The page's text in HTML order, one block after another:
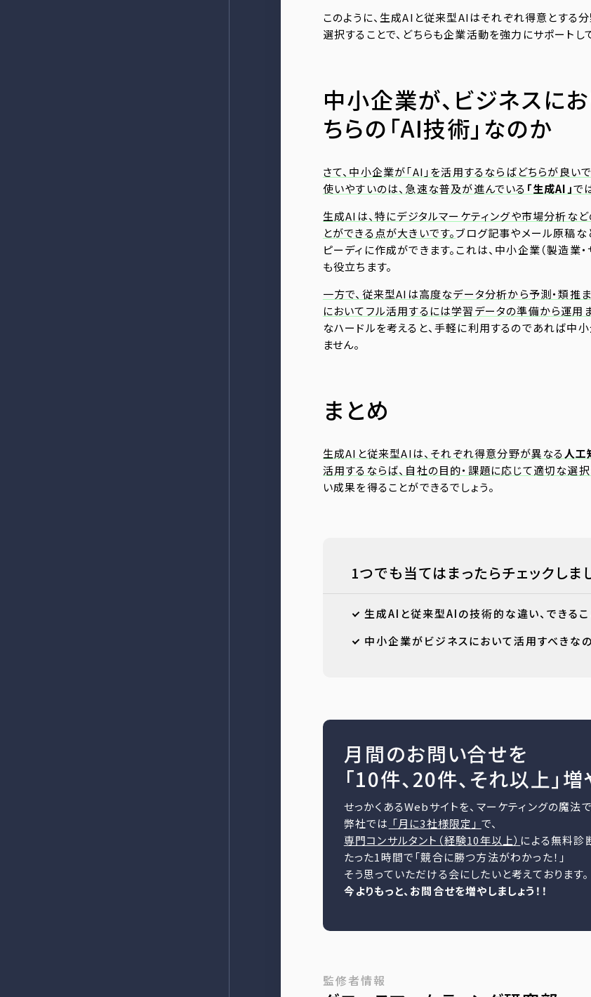
このように、生成AIと従来型AIはそれぞれ得意とする
選択することで、どちらも企業活動を強力にサポートして
中小企業が、ビジネスに
ちらの「AI技術」なのか
さて、中小企業が「AI」を活用するならばどちらが良い
使いやすいのは、急速な普及が進んでいる 「生成AI」で
生成AIは、特にデジタルマーケティングや市場分析な
とができる点が大きいです。ブログ記事やメール原稿
ピーディに作成ができます。これは、中小企業（製造業
も役立ちます。
一方で、従来型AIは高度なデータ分析から予測・類推
においてフル活用するには学習データの準備から運用
なハードルを考えると、手軽に利用するのであれば
ません。
まとめ
生成AIと従来型AIは、それぞれ得意分野が異なる人工
活用するならば、自社の目的・課題に応じて適切な選択
い成果を得ることができるでしょう。
1つでも当てはまったらチェックしま
生成AIと従来型AIの技術的な違い、できる
中小企業がビジネスにおいて活用すべきな
月間のお問い合せを
「10件、20件、それ以上」
せっかくあるWebサイトを、マーケティングの魔法
弊社では 「月に3社様限定」 で、
専門コンサルタント（経験10年以上） による無料診
たった1時間で「競合に勝つ方法がわかった！」
そう思っていただける会にしたいと考えております。
今よりもっと、お問合せを増やしましょう！！
監修者情報